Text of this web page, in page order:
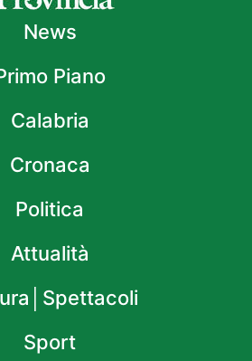
News
Piano
Calabria
Cronaca
Politica
Attualità
Sport